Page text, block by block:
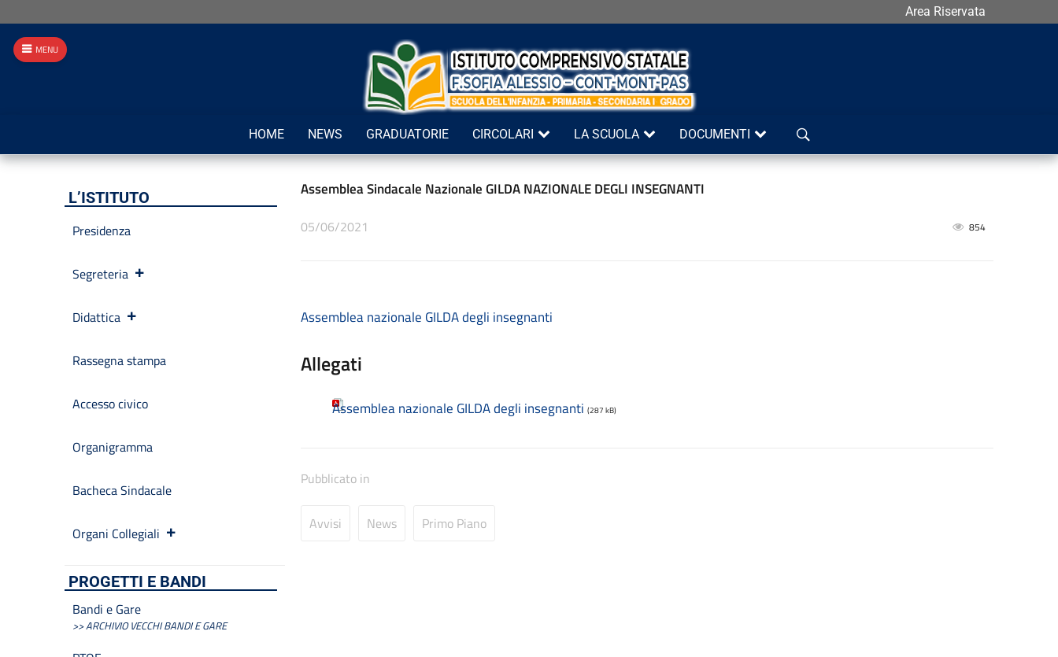
Area Riservata
Cerca
HOME NEWS GRADUATORIE CIRCOLARI LA SCUOLA DOCUMENTI
Assemblea Sindacale Nazionale GILDA NAZIONALE DEGLI INSEGNANTI
05/06/2021 854
Assemblea nazionale GILDA degli insegnanti
Allegati
Assemblea nazionale GILDA degli insegnanti (287 kB)
Pubblicato in
Avvisi News Primo Piano
L’ISTITUTO
Presidenza
Segreteria
Didattica
Rassegna stampa
Accesso civico
Organigramma
Bacheca Sindacale
Organi Collegiali
PROGETTI E BANDI
Bandi e Gare
>> ARCHIVIO VECCHI BANDI E GARE
MENU